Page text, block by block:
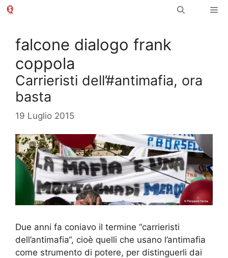
Vai
falcone dialogo frank
coppola
Carrieristi dell’#antimafia, ora
basta
19 Luglio 2015
Due anni fa coniavo il termine “carrieristi
dell’antimafia“, cioè quelli che usano l’antimafia
come strumento di potere, per distinguerli dai